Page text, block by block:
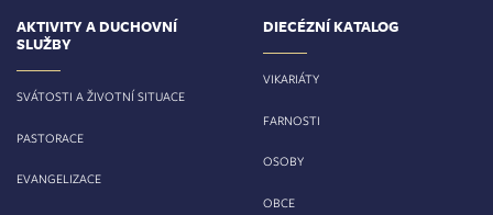
AKTIVITY A DUCHOVNÍ
SLUŽBY
SVÁTOSTI A ŽIVOTNÍ SITUACE
PASTORACE
EVANGELIZACE
DIECÉZNÍ KATALOG
VIKARIÁTY
FARNOSTI
OSOBY
OBCE